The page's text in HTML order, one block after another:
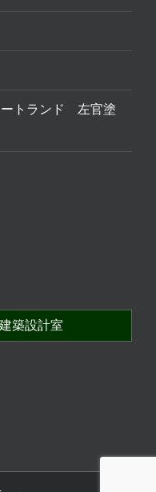
ートランド 左官塗
築設計室